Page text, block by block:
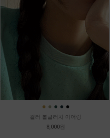
● ● ● ● ●
컬러 볼클러치 이어링
8,000원